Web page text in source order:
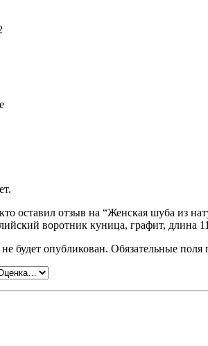
оставил отзыв на “Женская шуба из
воротник куница, графит, длина
будет опубликован. Обязательные